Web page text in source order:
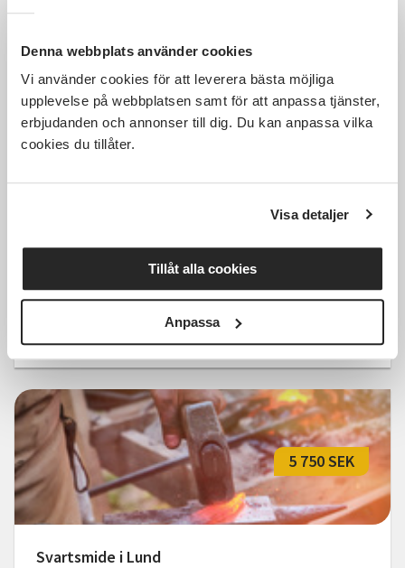
Denna webbplats använder cookies
Vi använder cookies för att leverera bästa möjliga
upplevelse på webbplatsen samt för att anpassa tjänster,
erbjudanden och annonser till dig. Du kan anpassa vilka
cookies du tillåter.
Visa detaljer
Tillåt alla cookies
Anpassa
5 750 SEK
ons 2026-09-09
18:30
12 Tillfällen
Svartsmide i Lund
5 750 SEK